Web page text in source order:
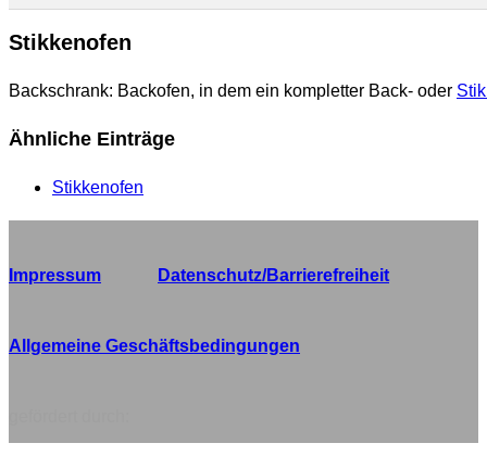
Stikkenofen
Backschrank: Backofen, in dem ein kompletter Back- oder
Ähnliche Einträge
Stikkenofen
Impressum Datenschutz/Barrierefreiheit
Allgemeine Geschäftsbedingungen